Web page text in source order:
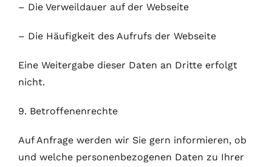
– Die Verweildauer auf der Webseite
– Die Häufigkeit des Aufrufs der Webseite
Eine Weitergabe dieser Daten an Dritte erfolgt
nicht.
9. Betroffenenrechte
Auf Anfrage werden wir Sie gern informieren, ob
und welche personenbezogenen Daten zu Ihrer